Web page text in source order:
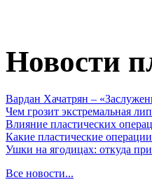
Новости
Вардан Хачатрян –
Чем грозит экстремальная
Влияние пластических
Какие пластические
Ушки на ягодицах: откуда
Все новости...